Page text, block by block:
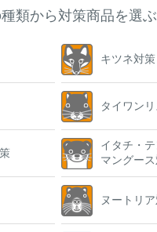
類から対策商品を選ぶ
キツネ対策
タイワン
イタチ・テ
マングー
ヌートリ